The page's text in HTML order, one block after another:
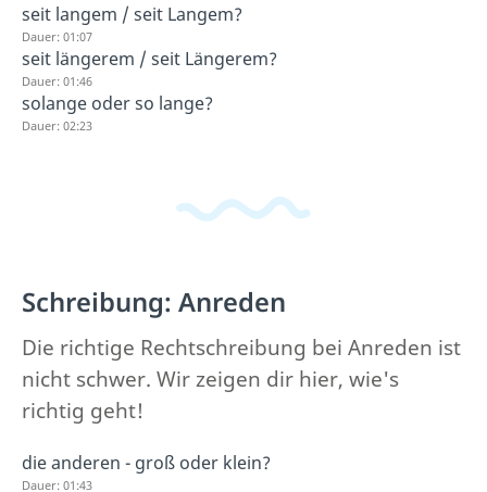
seit langem / seit Langem?
Dauer: 01:07
seit längerem / seit Längerem?
Dauer: 01:46
solange oder so lange?
Dauer: 02:23
Schreibung: Anreden
Die richtige Rechtschreibung bei Anreden ist
nicht schwer. Wir zeigen dir hier, wie's
richtig geht!
die anderen - groß oder klein?
Dauer: 01:43